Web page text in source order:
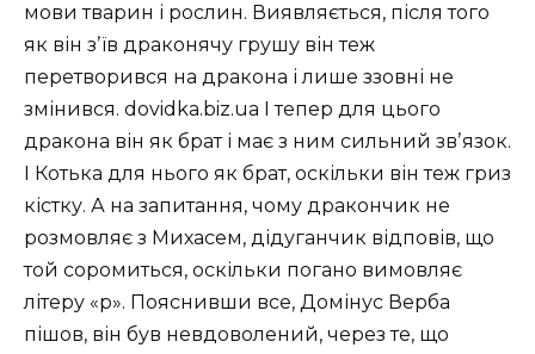
мови тварин і рослин. Виявляється, після того
як він зʼїв драконячу грушу він теж
перетворився на дракона і лише ззовні не
змінився. dovidka.biz.ua І тепер для цього
дракона він як брат і має з ним сильний звʼязок.
І Котька для нього як брат, оскільки він теж гриз
кістку. А на запитання, чому дракончик не
розмовляє з Михасем, дідуганчик відповів, що
той соромиться, оскільки погано вимовляє
літеру «р». Пояснивши все, Домінус Верба
пішов, він був невдоволений, через те, що